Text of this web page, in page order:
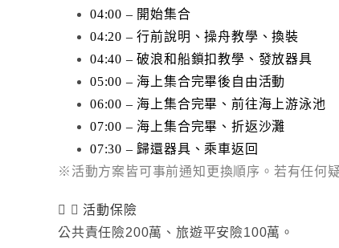
04:00 – 開始集合
04:20 – 行前說明、操舟教學、換裝
04:40 – 破浪和船鎖扣教學、發放器具
05:00 – 海上集合完畢後自由活動
06:00 – 海上集合完畢、前往海上游泳池
07:00 – 海上集合完畢、折返沙灘
07:30 – 歸還器具、乘車返回
※活動方案皆可事前通知更換順序。若有任何
活動保險
公共責任險200萬、旅遊平安險100萬 。